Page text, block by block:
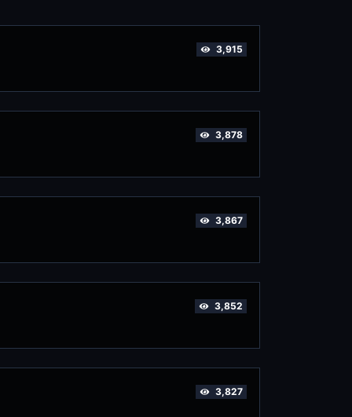
3,915
3,878
3,867
3,852
3,827